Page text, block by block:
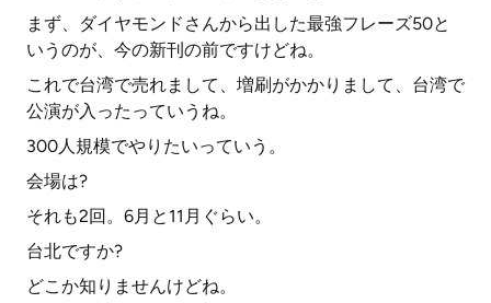
まず、ダイヤモンドさんから出した最強フレーズ50と
いうのが、今の新刊の前ですけどね。
これで台湾で売れまして、増刷がかかりまして、台湾で
公演が入ったっていうね。
300人規模でやりたいっていう。
会場は?
それも2回。6月と11月ぐらい。
台北ですか?
どこか知りませんけどね。